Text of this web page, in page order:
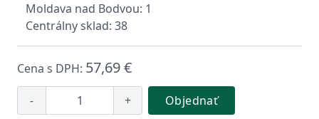
Moldava nad Bodvou: 1
Centrálny sklad: 38
Cena s DPH: 57,69 €
- + Objednať